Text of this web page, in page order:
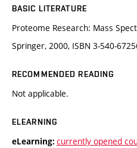
BASIC LITERATURE
Proteome Research: Mass
Springer, 2000, ISBN 3-540-
RECOMMENDED READING
Not applicable.
ELEARNING
eLearning: currently opened